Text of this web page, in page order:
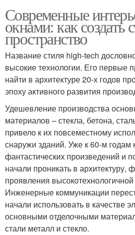
Современные
окнами: как создать
пространство
Название стиля high-tech
высокие технологии. Его первые
найти в архитектуре 20-х годов
эпоху активного развития
Удешевление производства
материалов – стекла, бетона,
привело к их повсеместному
снаружи зданий. Уже к 60-м годам
фантастических произведений и
начали проникать в
проявления высокотехнологичной
Инженерные коммуникации
начали использовать в качестве
основными отделочными
стали металл и стекло.